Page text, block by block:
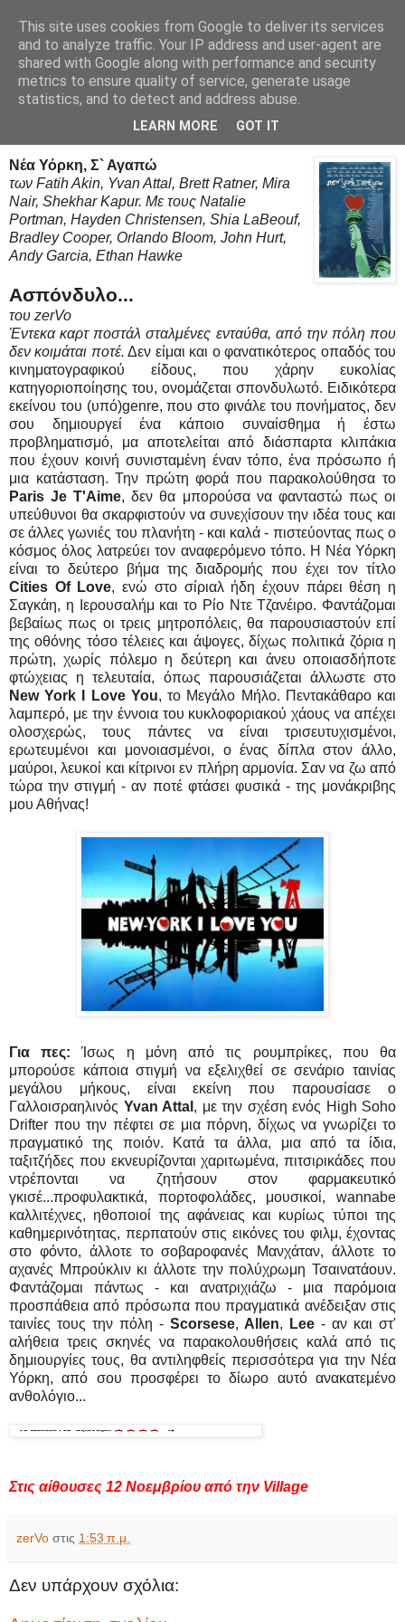
Movies Ltd
12/11/09
Review - New York I Love You
Νέα Υόρκη, Σ` Αγαπώ
των Fatih Akin, Yvan Attal, Brett Ratner, Mira
Nair, Shekhar Kapur. Με τους Natalie
Portman, Hayden Christensen, Shia LaBeouf,
Bradley Cooper, Orlando Bloom, John Hurt,
Andy Garcia, Ethan Hawke
Ασπόνδυλο...
του zerVo
Έντεκα καρτ ποστάλ σταλμένες ενταύθα, από την πόλη που
δεν κοιμάται ποτέ. Δεν είμαι και ο φανατικότερος οπαδός του
κινηματογραφικού είδους, που χάρην ευκολίας
κατηγοριοποίησης του, ονομάζεται σπονδυλωτό. Ειδικότερα
εκείνου του (υπό)genre, που στο φινάλε του πονήματος, δεν
σου δημιουργεί ένα κάποιο συναίσθημα ή έστω
προβληματισμό, μα αποτελείται από διάσπαρτα κλιπάκια
που έχουν κοινή συνισταμένη έναν τόπο, ένα πρόσωπο ή
μια κατάσταση. Την πρώτη φορά που παρακολούθησα το
Paris Je T'Aime, δεν θα μπορούσα να φανταστώ πως οι
υπεύθυνοι θα σκαρφιστούν να συνεχίσουν την ιδέα τους και
σε άλλες γωνιές του πλανήτη - και καλά - πιστεύοντας πως ο
κόσμος όλος λατρεύει τον αναφερόμενο τόπο. Η Νέα Υόρκη
είναι το δεύτερο βήμα της διαδρομής που έχει τον τίτλο
Cities Of Love, ενώ στο σίριαλ ήδη έχουν πάρει θέση η
Σαγκάη, η Ιερουσαλήμ και το Ρίο Ντε Τζανέιρο. Φαντάζομαι
βεβαίως πως οι τρεις μητροπόλεις, θα παρουσιαστούν επί
της οθόνης τόσο τέλειες και άψογες, δίχως πολιτικά ζόρια η
πρώτη, χωρίς πόλεμο η δεύτερη και άνευ οποιασδήποτε
φτώχειας η τελευταία, όπως παρουσιάζεται άλλωστε στο
New York I Love You, το Μεγάλο Μήλο. Πεντακάθαρο και
λαμπερό, με την έννοια του κυκλοφοριακού χάους να απέχει
ολοσχερώς, τους πάντες να είναι τρισευτυχισμένοι,
ερωτευμένοι και μονοιασμένοι, ο ένας δίπλα στον άλλο,
μαύροι, λευκοί και κίτρινοι εν πλήρη αρμονία. Σαν να ζω από
τώρα την στιγμή - αν ποτέ φτάσει φυσικά - της μονάκριβης
μου Αθήνας!
Για πες: Ίσως η μόνη από τις ρουμπρίκες, που θα
μπορούσε κάποια στιγμή να εξελιχθεί σε σενάριο ταινίας
μεγάλου μήκους, είναι εκείνη που παρουσίασε ο
Γαλλοισραηλινός Yvan Attal , με την σχέση ενός High Soho
Drifter που την πέφτει σε μια πόρνη, δίχως να γνωρίζει το
πραγματικό της ποιόν. Κατά τα άλλα, μια από τα ίδια,
ταξιτζήδες που εκνευρίζονται χαριτωμένα, πιτσιρικάδες που
ντρέπονται να ζητήσουν στον φαρμακευτικό
γκισέ...προφυλακτικά, πορτοφολάδες, μουσικοί, wannabe
καλλιτέχνες, ηθοποιοί της αφάνειας και κυρίως τύποι της
καθημερινότητας, περπατούν στις εικόνες του φιλμ, έχοντας
στο φόντο, άλλοτε το σοβαροφανές Μανχάταν, άλλοτε το
αχανές Μπρούκλιν κι άλλοτε την πολύχρωμη Τσαινατάουν.
Φαντάζομαι πάντως - και ανατριχιάζω - μια παρόμοια
προσπάθεια από πρόσωπα που πραγματικά ανέδειξαν στις
ταινίες τους την πόλη - Scorsese, Allen, Lee - αν και στ'
αλήθεια τρεις σκηνές να παρακολουθήσεις καλά από τις
δημιουργίες τους, θα αντιληφθείς περισσότερα για την Νέα
Υόρκη, από σου προσφέρει το δίωρο αυτό ανακατεμένο
ανθολόγιο...
Στις αίθουσες 12 Νοεμβρίου από την Village
zerVo στις 1:53 π.μ.
Δεν υπάρχουν σχόλια:
This site uses cookies from Google to deliver its services
and to analyze traffic. Your IP address and user-agent are
shared with Google along with performance and security
metrics to ensure quality of service, generate usage
statistics, and to detect and address abuse.
LEARN MORE GOT IT